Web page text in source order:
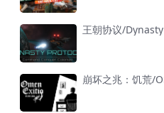
王朝协议/
崩坏之兆：饥荒/